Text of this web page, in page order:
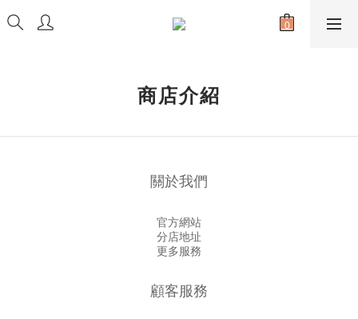
商店介紹
關於我們
官方網站
分店地址
更多服務
顧客服務